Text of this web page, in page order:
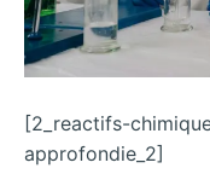
[2_reactifs-
approfondie_2]